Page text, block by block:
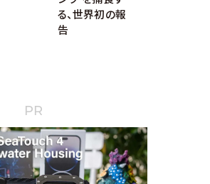
る、世界初の報
告
PR